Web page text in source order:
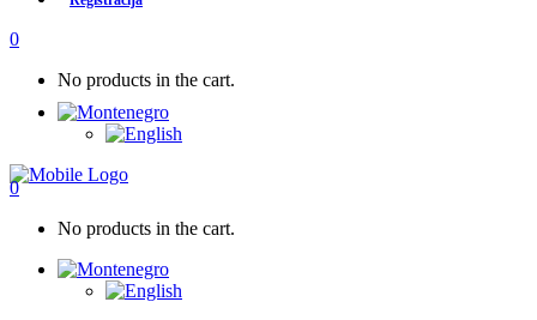
0
No products in the cart.
0
No products in the cart.